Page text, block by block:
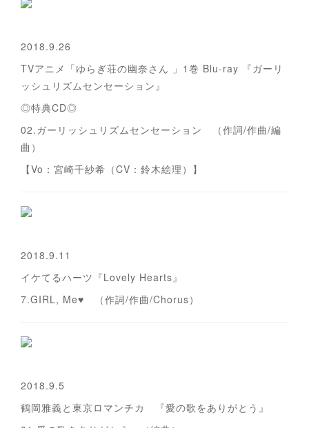
2018.9.26
TVアニメ「ゆらぎ荘の幽奈さん 」1巻 Blu-ray 『ガーリ
ッシュリズムセンセーション』
◎特典CD◎
02.ガーリッシュリズムセンセーション （作詞/作曲/編
曲）
【Vo：宮崎千紗希（CV：鈴木絵理）】
2018.9.11
イケてるハーツ『Lovely Hearts』
7.GIRL, Me♥ （作詞/作曲/Chorus）
2018.9.5
鶴岡雅義と東京ロマンチカ 『愛の歌をありがとう』